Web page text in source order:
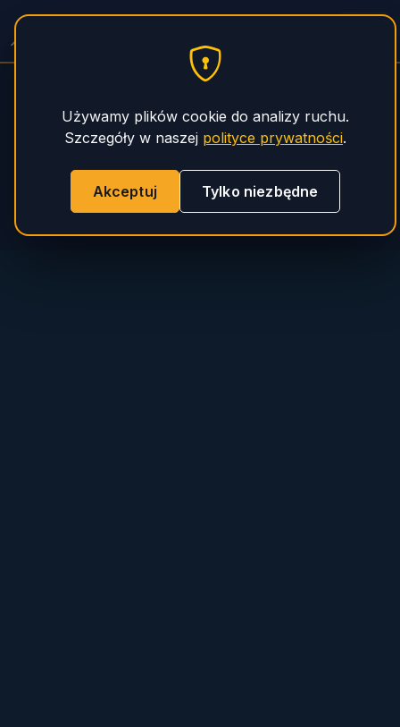
Używamy plików cookie do analizy ruchu.
Szczegóły w naszej polityce prywatności.
Akceptuj Tylko niezbędne